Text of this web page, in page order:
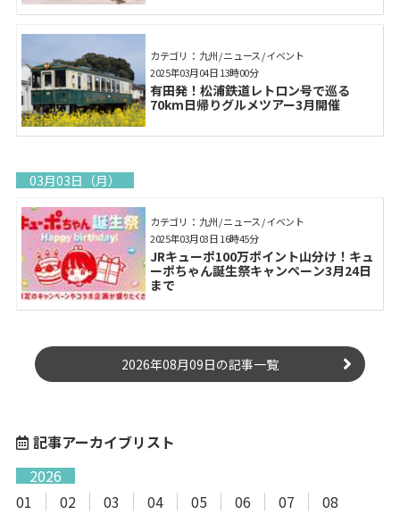
カテゴリ： 九州 / ニュース / イベント
有田発！松浦鉄道レトロン号で巡る
70km日帰りグルメツアー3月開催
2025年03月04日 13時00分
03月03日（月）
カテゴリ： 九州 / ニュース / イベント
JRキューポ100万ポイント山分け！キュ
ーポちゃん誕生祭キャンペーン3月24日
まで
2025年03月03日 16時45分
2026年08月09日の記事一覧
記事アーカイブリスト
2026
01
02 03 04 05 06 07 08